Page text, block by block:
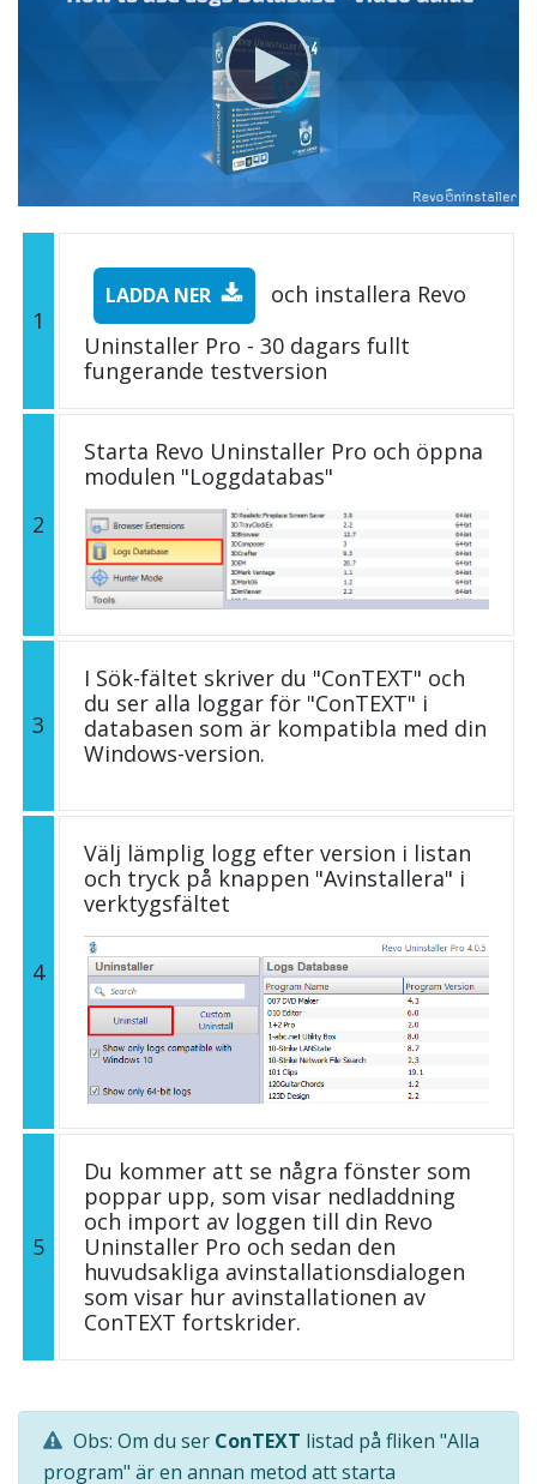
1
LADDA NER
och installera Revo
Uninstaller Pro - 30 dagars fullt
fungerande testversion
2
Starta Revo Uninstaller Pro och öppna
modulen "Loggdatabas"
3
I Sök-fältet skriver du "ConTEXT" och
du ser alla loggar för "ConTEXT" i
databasen som är kompatibla med din
Windows-version.
4
Välj lämplig logg efter version i listan
och tryck på knappen "Avinstallera" i
verktygsfältet
5
Du kommer att se några fönster som
poppar upp, som visar nedladdning
och import av loggen till din Revo
Uninstaller Pro och sedan den
huvudsakliga avinstallationsdialogen
som visar hur avinstallationen av
ConTEXT fortskrider.
Obs: Om du ser ConTEXT listad på fliken "Alla
program" är en annan metod att starta